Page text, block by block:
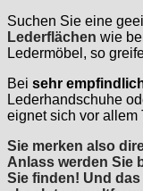
Suchen Sie eine
Lederflächen wie
Ledermöbel, so
Bei sehr
Lederhandschuhe
eignet sich vor allem
Sie merken also
Anlass werden Sie
Sie finden! Und